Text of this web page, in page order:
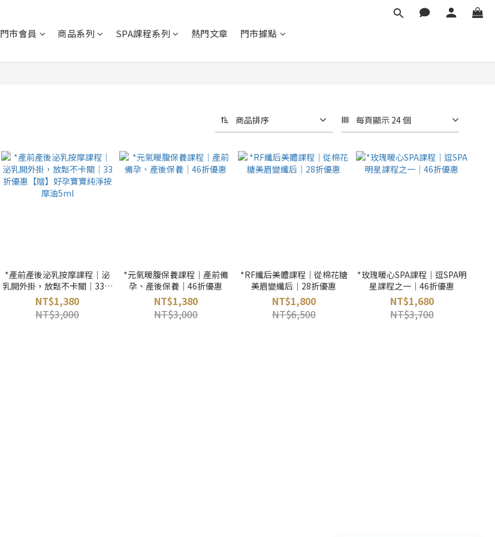
門市會員 商品系列 SPA課程系列 熱門文章 門市據點
商品排序 每頁顯示 24 個
*產前產後泌乳按摩課程｜泌
乳開外掛，放鬆不卡關｜33折
優惠【贈】好孕寶寶純淨按摩
油5ml
NT$1,380
NT$3,000
*元氣暖腹保養課程｜產前備
孕、產後保養｜46折優惠
NT$1,380
NT$3,000
*RF纖后美體課程｜從棉花糖
美眉變纖后｜28折優惠
NT$1,800
NT$6,500
*玫瑰暖心SPA課程｜逗SPA明
星課程之一｜46折優惠
NT$1,680
NT$3,700